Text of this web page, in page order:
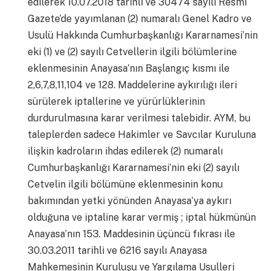
Gazete’de yayımlanan (2) numaralı Genel Kadro ve
Usulü Hakkında Cumhurbaşkanlığı Kararnamesi’nin
eki (1) ve (2) sayılı Cetvellerin ilgili bölümlerine
eklenmesinin Anayasa’nın Başlangıç kısmı ile
2,6,7,8,11,104 ve 128. Maddelerine aykırılığı ileri
sürülerek iptallerine ve yürürlüklerinin
durdurulmasına karar verilmesi talebidir. AYM, bu
taleplerden sadece Hakimler ve Savcılar Kuruluna
ilişkin kadroların ihdas edilerek (2) numaralı
Cumhurbaşkanlığı Kararnamesi’nin eki (2) sayılı
Cetvelin ilgili bölümüne eklenmesinin konu
bakımından yetki yönünden Anayasa’ya aykırı
olduğuna ve iptaline karar vermiş ; iptal hükmünün
Anayasa’nın 153. Maddesinin üçüncü fıkrası ile
30.03.2011 tarihli ve 6216 sayılı Anayasa
Mahkemesinin Kuruluşu ve Yargılama Usulleri